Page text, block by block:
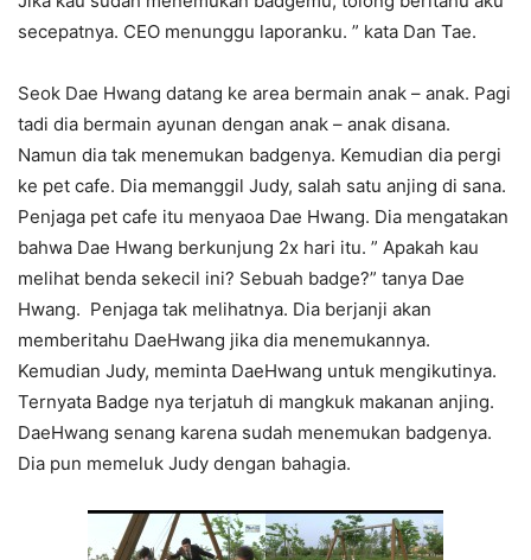
secepatnya. CEO menunggu laporanku. ” kata Dan Tae.
Seok Dae Hwang datang ke area bermain anak – anak. Pagi
tadi dia bermain ayunan dengan anak – anak disana.
Namun dia tak menemukan badgenya. Kemudian dia pergi
ke pet cafe. Dia memanggil Judy, salah satu anjing di sana.
Penjaga pet cafe itu menyaoa Dae Hwang. Dia mengatakan
bahwa Dae Hwang berkunjung 2x hari itu. ” Apakah kau
melihat benda sekecil ini? Sebuah badge?” tanya Dae
Hwang. Penjaga tak melihatnya. Dia berjanji akan
memberitahu DaeHwang jika dia menemukannya.
Kemudian Judy, meminta DaeHwang untuk mengikutinya.
Ternyata Badge nya terjatuh di mangkuk makanan anjing.
DaeHwang senang karena sudah menemukan badgenya.
Dia pun memeluk Judy dengan bahagia.